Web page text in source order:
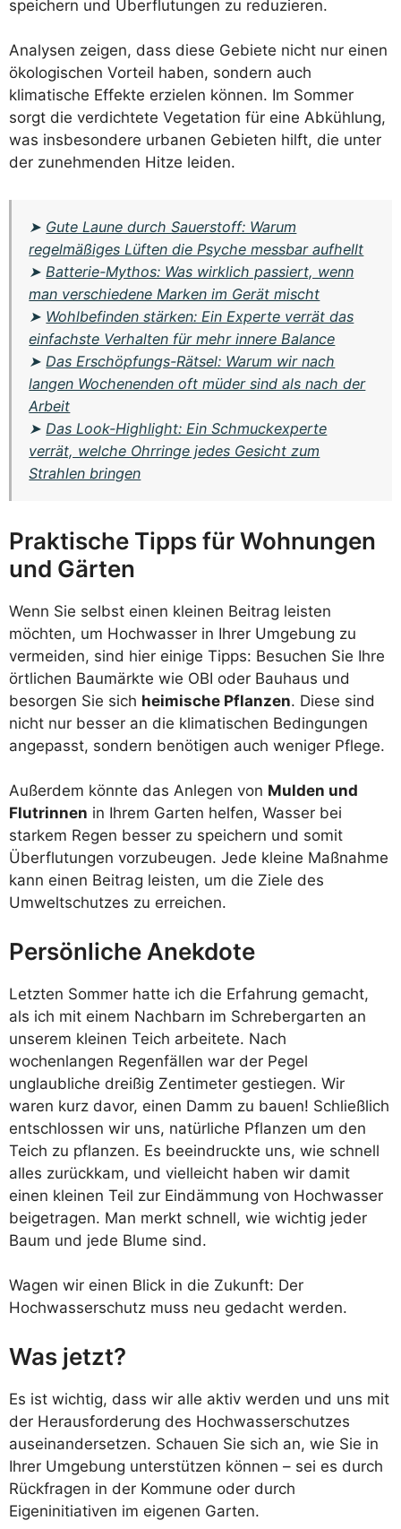
speichern und Überflutungen zu reduzieren.
Analysen zeigen, dass diese Gebiete nicht nur einen
ökologischen Vorteil haben, sondern auch
klimatische Effekte erzielen können. Im Sommer
sorgt die verdichtete Vegetation für eine Abkühlung,
was insbesondere urbanen Gebieten hilft, die unter
der zunehmenden Hitze leiden.
➤ Gute Laune durch Sauerstoff: Warum
regelmäßiges Lüften die Psyche messbar aufhellt
➤ Batterie-Mythos: Was wirklich passiert, wenn
man verschiedene Marken im Gerät mischt
➤ Wohlbefinden stärken: Ein Experte verrät das
einfachste Verhalten für mehr innere Balance
➤ Das Erschöpfungs-Rätsel: Warum wir nach
langen Wochenenden oft müder sind als nach der
Arbeit
➤ Das Look-Highlight: Ein Schmuckexperte
verrät, welche Ohrringe jedes Gesicht zum
Strahlen bringen
Praktische Tipps für Wohnungen
und Gärten
Wenn Sie selbst einen kleinen Beitrag leisten
möchten, um Hochwasser in Ihrer Umgebung zu
vermeiden, sind hier einige Tipps: Besuchen Sie Ihre
örtlichen Baumärkte wie OBI oder Bauhaus und
besorgen Sie sich heimische Pflanzen. Diese sind
nicht nur besser an die klimatischen Bedingungen
angepasst, sondern benötigen auch weniger Pflege.
Außerdem könnte das Anlegen von Mulden und
Flutrinnen in Ihrem Garten helfen, Wasser bei
starkem Regen besser zu speichern und somit
Überflutungen vorzubeugen. Jede kleine Maßnahme
kann einen Beitrag leisten, um die Ziele des
Umweltschutzes zu erreichen.
Persönliche Anekdote
Letzten Sommer hatte ich die Erfahrung gemacht,
als ich mit einem Nachbarn im Schrebergarten an
unserem kleinen Teich arbeitete. Nach
wochenlangen Regenfällen war der Pegel
unglaubliche dreißig Zentimeter gestiegen. Wir
waren kurz davor, einen Damm zu bauen! Schließlich
entschlossen wir uns, natürliche Pflanzen um den
Teich zu pflanzen. Es beeindruckte uns, wie schnell
alles zurückkam, und vielleicht haben wir damit
einen kleinen Teil zur Eindämmung von Hochwasser
beigetragen. Man merkt schnell, wie wichtig jeder
Baum und jede Blume sind.
Wagen wir einen Blick in die Zukunft: Der
Hochwasserschutz muss neu gedacht werden.
Was jetzt?
Es ist wichtig, dass wir alle aktiv werden und uns mit
der Herausforderung des Hochwasserschutzes
auseinandersetzen. Schauen Sie sich an, wie Sie in
Ihrer Umgebung unterstützen können – sei es durch
Rückfragen in der Kommune oder durch
Eigeninitiativen im eigenen Garten.